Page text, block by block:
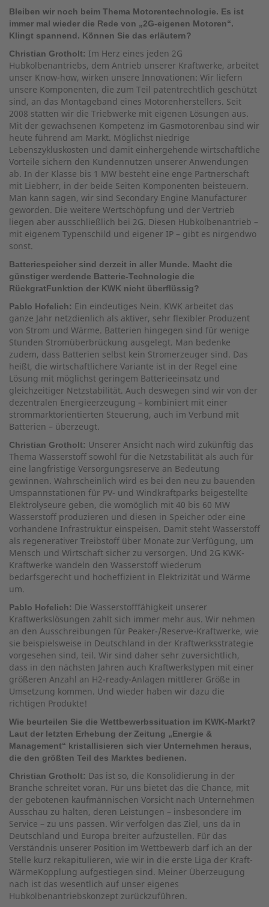
Bleiben wir noch beim Thema Motorentechnologie. Es ist
immer mal wieder die Rede von „2G-eigenen Motoren“.
Klingt spannend. Können Sie das erläutern?
Christian Grotholt: Im Herz eines jeden 2G
Hubkolbenantriebs, dem Antrieb unserer Kraftwerke, arbeitet
unser Know-how, wirken unsere Innovationen: Wir liefern
unsere Komponenten, die zum Teil patentrechtlich geschützt
sind, an das Montageband eines Motorenherstellers. Seit
2008 statten wir die Triebwerke mit eigenen Lösungen aus.
Mit der gewachsenen Kompetenz im Gasmotorenbau sind wir
heute führend am Markt. Möglichst niedrige
Lebenszykluskosten und damit einhergehende wirtschaftliche
Vorteile sichern den Kundennutzen unserer Anwendungen
ab. In der Klasse bis 1 MW besteht eine enge Partnerschaft
mit Liebherr, in der beide Seiten Komponenten beisteuern.
Man kann sagen, wir sind Secondary Engine Manufacturer
geworden. Die weitere Wertschöpfung und der Vertrieb
liegen aber ausschließlich bei 2G. Diesen Hubkolbenantrieb –
mit eigenem Typenschild und eigener IP – gibt es nirgendwo
sonst.
Batteriespeicher sind derzeit in aller Munde. Macht die
günstiger werdende Batterie-Technologie die
RückgratFunktion der KWK nicht überflüssig?
Pablo Hofelich: Ein eindeutiges Nein. KWK arbeitet das
ganze Jahr netzdienlich als aktiver, sehr flexibler Produzent
von Strom und Wärme. Batterien hingegen sind für wenige
Stunden Stromüberbrückung ausgelegt. Man bedenke
zudem, dass Batterien selbst kein Stromerzeuger sind. Das
heißt, die wirtschaftlichere Variante ist in der Regel eine
Lösung mit möglichst geringem Batterieeinsatz und
gleichzeitiger Netzstabilität. Auch deswegen sind wir von der
dezentralen Energieerzeugung – kombiniert mit einer
strommarktorientierten Steuerung, auch im Verbund mit
Batterien – überzeugt.
Christian Grotholt: Unserer Ansicht nach wird zukünftig das
Thema Wasserstoff sowohl für die Netzstabilität als auch für
eine langfristige Versorgungsreserve an Bedeutung
gewinnen. Wahrscheinlich wird es bei den neu zu bauenden
Umspannstationen für PV- und Windkraftparks beigestellte
Elektrolyseure geben, die womöglich mit 40 bis 60 MW
Wasserstoff produzieren und diesen in Speicher oder eine
vorhandene Infrastruktur einspeisen. Damit steht Wasserstoff
als regenerativer Treibstoff über Monate zur Verfügung, um
Mensch und Wirtschaft sicher zu versorgen. Und 2G KWK-
Kraftwerke wandeln den Wasserstoff wiederum
bedarfsgerecht und hocheffizient in Elektrizität und Wärme
um.
Pablo Hofelich: Die Wasserstofffähigkeit unserer
Kraftwerkslösungen zahlt sich immer mehr aus. Wir nehmen
an den Ausschreibungen für Peaker-/Reserve-Kraftwerke, wie
sie beispielsweise in Deutschland in der Kraftwerksstrategie
vorgesehen sind, teil. Wir sind daher sehr zuversichtlich,
dass in den nächsten Jahren auch Kraftwerkstypen mit einer
größeren Anzahl an H2-ready-Anlagen mittlerer Größe in
Umsetzung kommen. Und wieder haben wir dazu die
richtigen Produkte!
Wie beurteilen Sie die Wettbewerbssituation im KWK-Markt?
Laut der letzten Erhebung der Zeitung „Energie &
Management“ kristallisieren sich vier Unternehmen heraus,
die den größten Teil des Marktes bedienen.
Christian Grotholt: Das ist so, die Konsolidierung in der
Branche schreitet voran. Für uns bietet das die Chance, mit
der gebotenen kaufmännischen Vorsicht nach Unternehmen
Ausschau zu halten, deren Leistungen – insbesondere im
Service – zu uns passen. Wir verfolgen das Ziel, uns da in
Deutschland und Europa breiter aufzustellen. Für das
Verständnis unserer Position im Wettbewerb darf ich an der
Stelle kurz rekapitulieren, wie wir in die erste Liga der Kraft-
WärmeKopplung aufgestiegen sind. Meiner Überzeugung
nach ist das wesentlich auf unser eigenes
Hubkolbenantriebskonzept zurückzuführen.